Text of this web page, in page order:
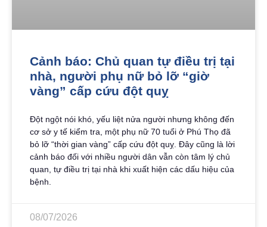
Cảnh báo: Chủ quan tự điều trị tại
nhà, người phụ nữ bỏ lỡ “giờ
vàng” cấp cứu đột quỵ
Đột ngột nói khó, yếu liệt nửa người nhưng không đến
cơ sở y tế kiểm tra, một phụ nữ 70 tuổi ở Phú Thọ đã
bỏ lỡ “thời gian vàng” cấp cứu đột quỵ. Đây cũng là lời
cảnh báo đối với nhiều người dân vẫn còn tâm lý chủ
quan, tự điều trị tại nhà khi xuất hiện các dấu hiệu của
bệnh.
08/07/2026